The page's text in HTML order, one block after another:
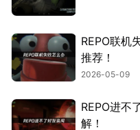
REPO联机
推荐！
2026-05-09
REPO进不
解！